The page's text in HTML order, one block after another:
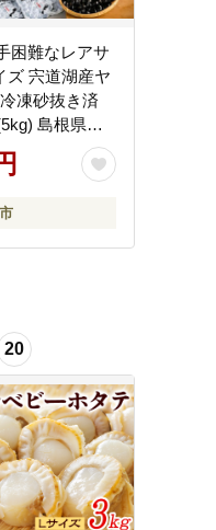
困難なレアサ
ズ 宍道湖産ヤ
凍砂抜き済
島根県松
業協同組合
み
20